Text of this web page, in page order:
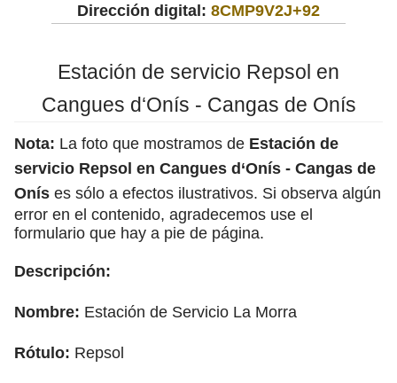
Dirección digital: 8CMP9V2J+92
Estación de servicio Repsol en
Cangues d‘Onís - Cangas de Onís
Nota: La foto que mostramos de Estación de
servicio Repsol en Cangues d‘Onís - Cangas de
Onís es sólo a efectos ilustrativos. Si observa algún
error en el contenido, agradecemos use el
formulario que hay a pie de página.
Descripción:
Nombre: Estación de Servicio La Morra
Rótulo: Repsol